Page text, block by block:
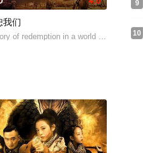
护士，曾
，却在途中遭遇斑比袭击，侥幸活下
我们
of redemption in a world gone dark.
9
10